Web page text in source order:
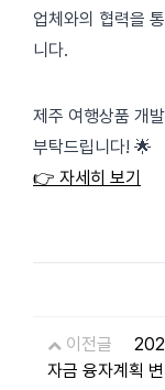
업체와의 협력을
니다.
제주 여행상품 개
부탁드립니다! 🌟
👉 자세히 보기
이전글
자금 융자계획